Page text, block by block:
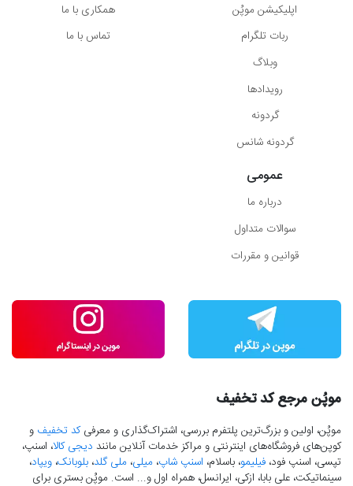
اپلیکیشن موپُن
ربات تلگرام
وبلاگ
رویدادها
گردونه
گردونه شانس
همکاری با ما
تماس با ما
عمومی
درباره ما
سوالات متداول
قوانین و مقررات
موپُن مرجع کد تخفیف
موپُن، اولین و بزرگ‌ترین پلتفرم بررسی، اشتراک‌گذاری و معرفیکد تخفیف و
کوپن‌های فروشگاه‌های اینترنتی و مراکز خدمات آنلاین مانند دیجی کالا، اسنپ،
تپسی، اسنپ فود، فیلیمو، باسلام، اسنپ شاپ، میلی، ملی گلد، بلوبانک، ویپاد،
سینماتیکت، علی بابا، ازکی، ایرانسل، همراه اول و... است. موپُن بستری برای